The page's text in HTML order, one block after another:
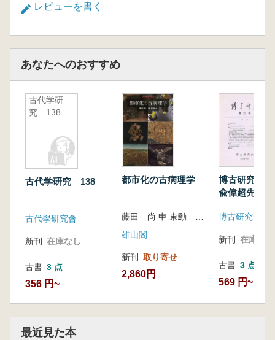
レビューを書く
あなたへのおすすめ
古代学研
究 138
古代学研究 138
古代學研究會
新刊 在庫なし
古書 3 点
356 円~
都市化の古病理学
雄山閣
新刊 取り寄せ
2,860円
博古研究
兪偉超先生
博古研究会
新刊 在庫なし
古書 3 点
569 円~
最近見た本